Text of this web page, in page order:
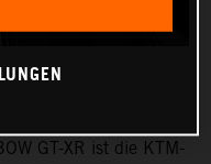
GT-XR ist die KTM-